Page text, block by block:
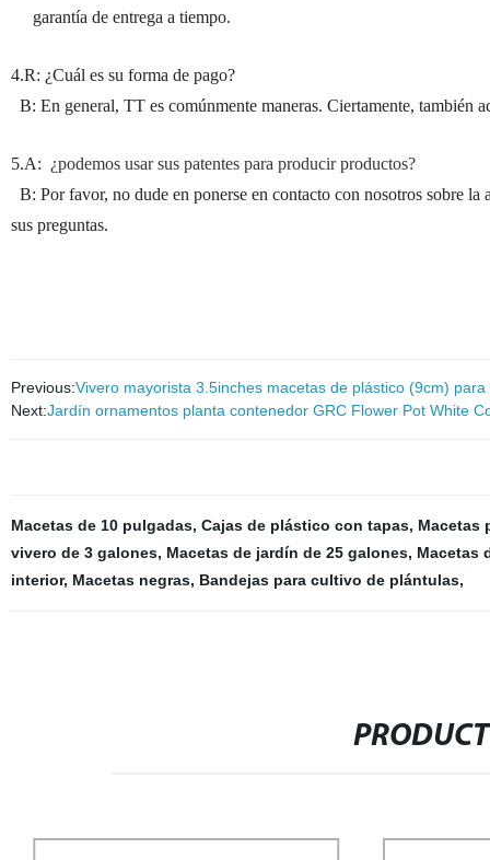
garantía de entrega a tiempo.
4.R: ¿Cuál es su forma de pago?
B: En general, TT es comúnmente maneras. Ciertamente,
5.A: ¿podemos usar sus patentes para producir productos?
B: Por favor, no dude en ponerse en contacto con nosotros sobre
sus preguntas.
Previous:Vivero mayorista 3.5inches macetas de plástico (9cm)
Next:Jardín ornamentos planta contenedor GRC Flower Pot White
Macetas de 10 pulgadas, Cajas de plástico con tapas, Macetas
vivero de 3 galones, Macetas de jardín de 25 galones, Macetas
interior, Macetas negras, Bandejas para cultivo de plántulas,